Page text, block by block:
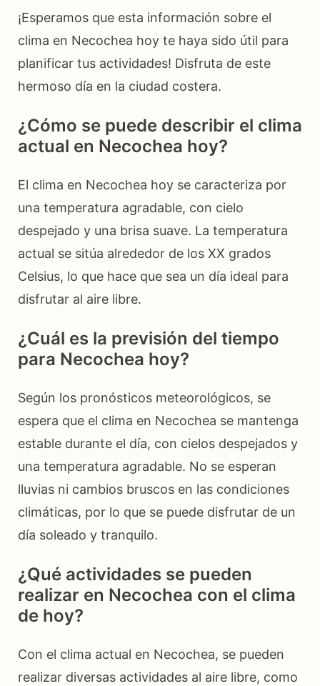
¡Esperamos que esta información sobre el
clima en Necochea hoy te haya sido útil para
planificar tus actividades! Disfruta de este
hermoso día en la ciudad costera.
¿Cómo se puede describir el clima
actual en Necochea hoy?
El clima en Necochea hoy se caracteriza por
una temperatura agradable, con cielo
despejado y una brisa suave. La temperatura
actual se sitúa alrededor de los XX grados
Celsius, lo que hace que sea un día ideal para
disfrutar al aire libre.
¿Cuál es la previsión del tiempo
para Necochea hoy?
Según los pronósticos meteorológicos, se
espera que el clima en Necochea se mantenga
estable durante el día, con cielos despejados y
una temperatura agradable. No se esperan
lluvias ni cambios bruscos en las condiciones
climáticas, por lo que se puede disfrutar de un
día soleado y tranquilo.
¿Qué actividades se pueden
realizar en Necochea con el clima
de hoy?
Con el clima actual en Necochea, se pueden
realizar diversas actividades al aire libre, como